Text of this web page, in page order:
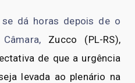
dá horas depois de o
Zucco (PL-RS),
de que a urgência
levada ao plenário na